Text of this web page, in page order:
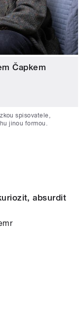
Čapkem
spisovatele,
jinou formou.
absurdit